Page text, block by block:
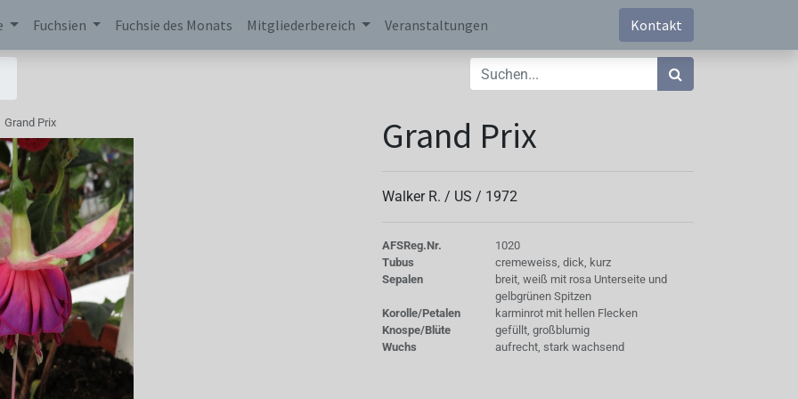
Fuchsien Fuchsie des Monats Mitgliederbereich Veranstaltungen Kontakt
Grand Prix Grand Prix
Walker R. / US / 1972
AFSReg.Nr.
1020
Tubus
cremeweiss, dick, kurz
Sepalen
breit, weiß mit rosa Unterseite und
gelbgrünen Spitzen
Korolle/Petalen
karminrot mit hellen Flecken
Knospe/Blüte
gefüllt, großblumig
Wuchs
aufrecht, stark wachsend